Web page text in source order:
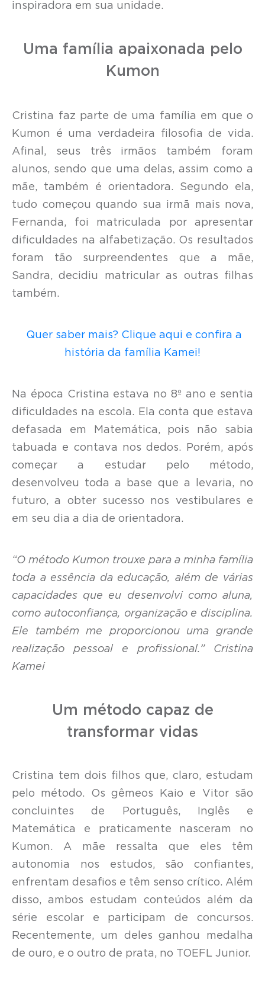
inspiradora em sua unidade.
Uma família apaixonada pelo
Kumon
Cristina faz parte de uma família em que o
Kumon é uma verdadeira filosofia de vida.
Afinal, seus três irmãos também foram
alunos, sendo que uma delas, assim como a
mãe, também é orientadora. Segundo ela,
tudo começou quando sua irmã mais nova,
Fernanda, foi matriculada por apresentar
dificuldades na alfabetização. Os resultados
foram tão surpreendentes que a mãe,
Sandra, decidiu matricular as outras filhas
também.
Quer saber mais? Clique aqui e confira a
história da família Kamei!
Na época Cristina estava no 8º ano e sentia
dificuldades na escola. Ela conta que estava
defasada em Matemática, pois não sabia
tabuada e contava nos dedos. Porém, após
começar a estudar pelo método,
desenvolveu toda a base que a levaria, no
futuro, a obter sucesso nos vestibulares e
em seu dia a dia de orientadora.
“O método Kumon trouxe para a minha família
toda a essência da educação, além de várias
capacidades que eu desenvolvi como aluna,
como autoconfiança, organização e disciplina.
Ele também me proporcionou uma grande
realização pessoal e profissional.” Cristina
Kamei
Um método capaz de
transformar vidas
Cristina tem dois filhos que, claro, estudam
pelo método. Os gêmeos Kaio e Vitor são
concluintes de Português, Inglês e
Matemática e praticamente nasceram no
Kumon. A mãe ressalta que eles têm
autonomia nos estudos, são confiantes,
enfrentam desafios e têm senso crítico. Além
disso, ambos estudam conteúdos além da
série escolar e participam de concursos.
Recentemente, um deles ganhou medalha
de ouro, e o outro de prata, no TOEFL Junior.